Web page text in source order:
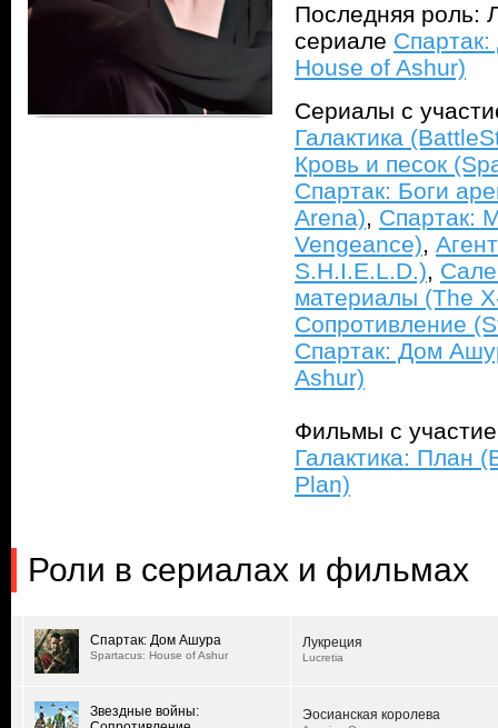
Последняя роль:
сериале
House of Ashur)
Сериалы с
Галактика
Кровь и песок
Спартак: Боги
Arena), Спартак:
Vengeance),
S.H.I.E.L.D.),
материалы (The
Сопротивление
Спартак: Дом
Ashur)
Фильмы с
Галактика: План
Plan)
Роли в сериалах и фильмах
Спартак: Дом Ашура
Spartacus: House of Ashur
Лукреция
Lucretia
Звездные войны:
Эосианская королева